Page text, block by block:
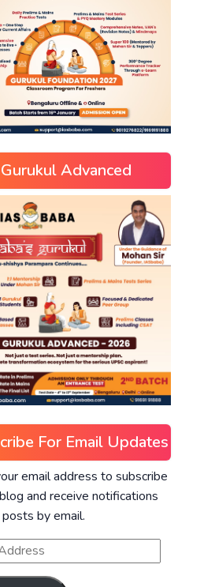
Gurukul Advanced
For Email Updates
email address to subscribe
and receive notifications
by email.